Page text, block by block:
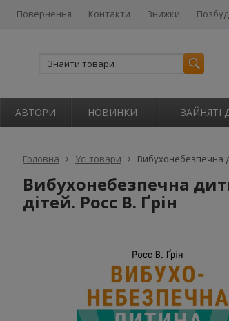
Повернення Контакти Знижки
АВТОРИ НОВИНКИ ЗАЙНЯТІ
Головна Усі товари Вибухонебезпечна
Вибухонебезпечна
дітей. Росс В. Ґрін